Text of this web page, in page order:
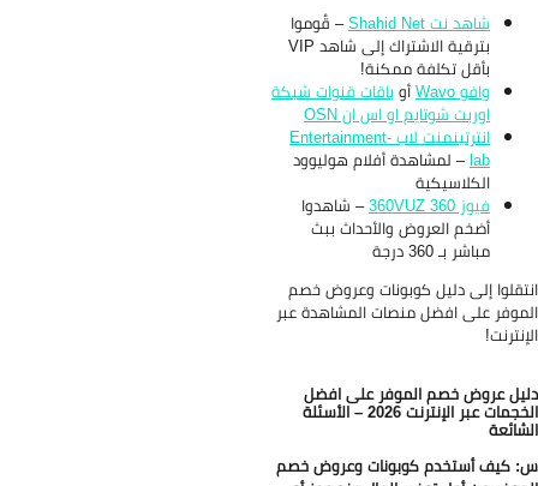
شاهد نت Shahid Net
– قُوموا
بترقية الاشتراك إلى شاهد VIP
بأقل تكلفة ممكنة!
وافو Wavo أوباقات قنوات شبكة
اوربت شوتايم او اس ان OSN
انترتينمنت لاب Entertainment-
lab– لمشاهدة أفلام هوليوود
الكلاسيكية
فيوز 360 360VUZ – شاهدوا
أضخم العروض والأحداث ببث
مباشر بـ 360 درجة
إلى دليل كوبونات وعروض خصم
على افضل منصات المشاهدة عبر
عروض خصم الموفر على افضل
الخجمات عبر الإنترنت 2026 – الأسئلة
كيف أستخدم كوبونات وعروض خصم